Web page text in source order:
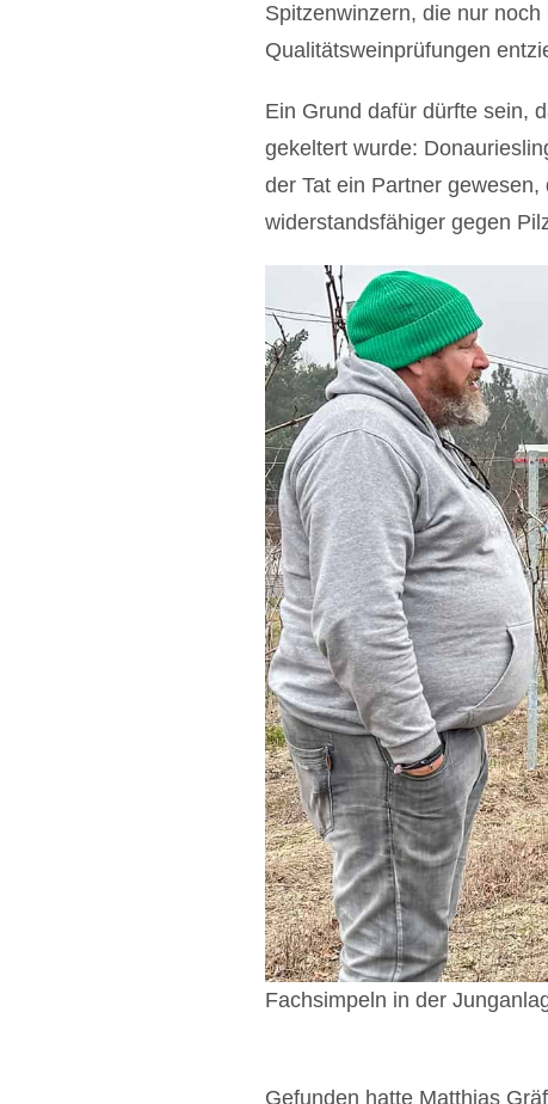
Spitzenwinzern, die nur
Qualitätsweinprüfungen
Ein Grund dafür dürfte sein,
gekeltert wurde:
der Tat ein Partner
widerstandsfähiger gegen
Fachsimpeln in der
Gefunden hatte Matthias